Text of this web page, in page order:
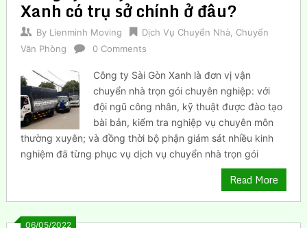
Xanh có trụ sở chính ở đâu?
By Lienminh Moving Dịch Vụ Chuyển Nhà, Chuyển
Văn Phòng
0 Comments
Công ty Sài Gòn Xanh là đơn vị vận
chuyển nhà trọn gói chuyên nghiệp: với
đội ngũ công nhân, kỹ thuật được đào tạo
bài bản, kiểm tra nghiệp vụ chuyên môn
thường xuyên; và đồng thời bộ phận giám sát nhiều kinh
nghiệm đã từng phục vụ dịch vụ chuyển nhà trọn gói
Read More
06/05/2022